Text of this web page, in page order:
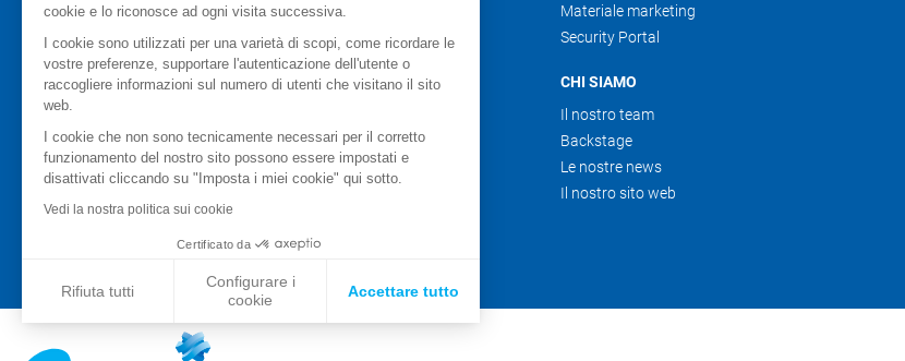
I prodotti certificati e qualificati
Schede prodotto
Case studies
Centro segnalazioni Stormshield
PARTNER
Trova un partner
MyStormshield
Materiale marketing
Security Portal
CHI SIAMO
Il nostro team
Backstage
Le nostre news
Il nostro sito web
cookie e lo riconosce ad ogni visita successiva.
I cookie sono utilizzati per una varietà di scopi, come ricordare le
vostre preferenze, supportare l'autenticazione dell'utente o
raccogliere informazioni sul numero di utenti che visitano il sito
web.
I cookie che non sono tecnicamente necessari per il corretto
funzionamento del nostro sito possono essere impostati e
disattivati cliccando su "Imposta i miei cookie" qui sotto.
Vedi la nostra politica sui cookie
Certificato da
Rifiuta tutti
Configurare i
cookie
Accettare tutto